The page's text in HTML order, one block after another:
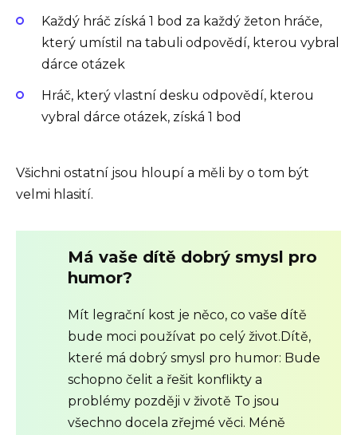
Každý hráč získá 1 bod za každý žeton hráče,
který umístil na tabuli odpovědí, kterou vybral
dárce otázek
Hráč, který vlastní desku odpovědí, kterou
vybral dárce otázek, získá 1 bod
Všichni ostatní jsou hloupí a měli by o tom být
velmi hlasití.
Má vaše dítě dobrý smysl pro
humor?
Mít legrační kost je něco, co vaše dítě
bude moci používat po celý život.Dítě,
které má dobrý smysl pro humor: Bude
schopno čelit a řešit konflikty a
problémy později v životě To jsou
všechno docela zřejmé věci. Méně